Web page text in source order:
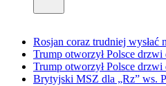
Rosjan coraz trudniej wysłać
Trump otworzył Polsce drzwi
Trump otworzył Polsce
Brytyjski MSZ dla „Rz” ws.